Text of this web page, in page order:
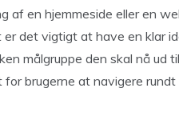
af en hjemmeside eller en
det vigtigt at have en klar
målgruppe den skal nå
brugerne at navigere